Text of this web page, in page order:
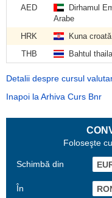
AED
Dirhamul
Arabe
HRK Kuna croată
THB
Bahtul
Detalii despre cursul
Inapoi la Arhiva Curs Bnr
Foloseşte
Schimbă din
În